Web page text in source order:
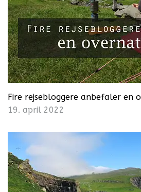
Fire rejsebloggere anbefaler en
19. april 2022